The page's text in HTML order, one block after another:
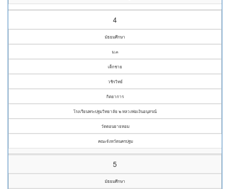
4
มัธยมศึกษา
ม.๓
เด็กชาย
วชิรวิทย์
กิตยาการ
โรงเรียนพระปฐมวิทยาลัย ๒ หลวงพ่อเงินอนุสรณ์
วัดดอนยายหอม
คณะจังหวัดนครปฐม
5
มัธยมศึกษา